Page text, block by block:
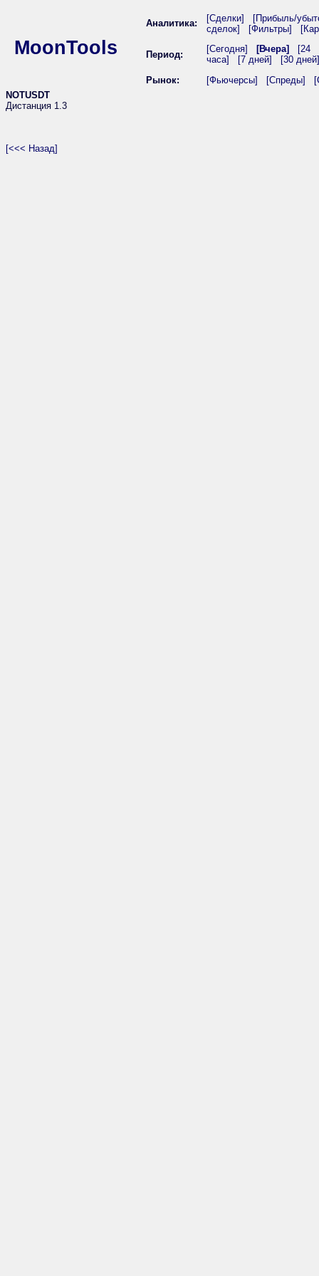
MoonTools
Аналитика: [Сделки]
[Прибыль/
сделок]
[Фильтры]
Период:
[Сегодня] [Вчера]
[24
часа]
[7 дней]
[30 дней]
Рынок:
[Фьючерсы] [Спреды]
NOTUSDT
Дистанция 1.3
[<<< Назад]